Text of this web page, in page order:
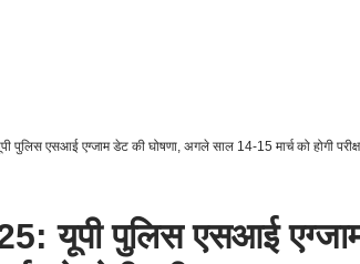
एसआई एग्जाम डेट की घोषणा, अगले साल 14-15 मार्च को होगी
यूपी पुलिस एसआई